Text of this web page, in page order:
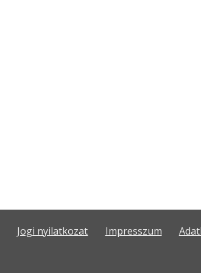
Jogi nyilatkozat Impresszum